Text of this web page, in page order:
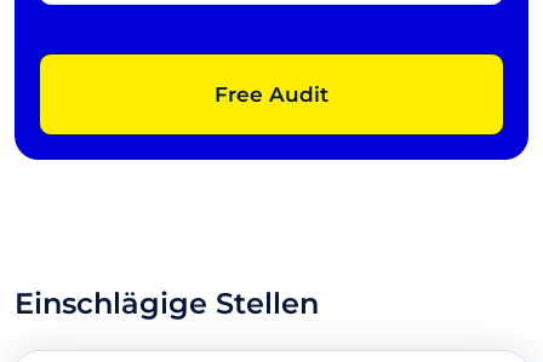
Free Audit
Einschlägige Stellen